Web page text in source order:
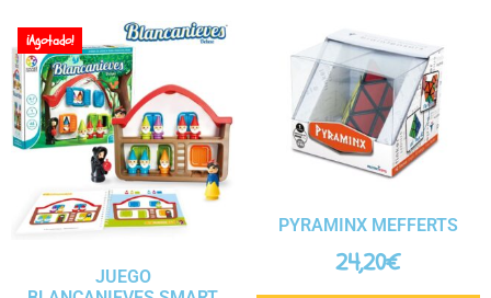
¡Agotado!
JUEGO
PYRAMINX MEFFERTS
24,20€